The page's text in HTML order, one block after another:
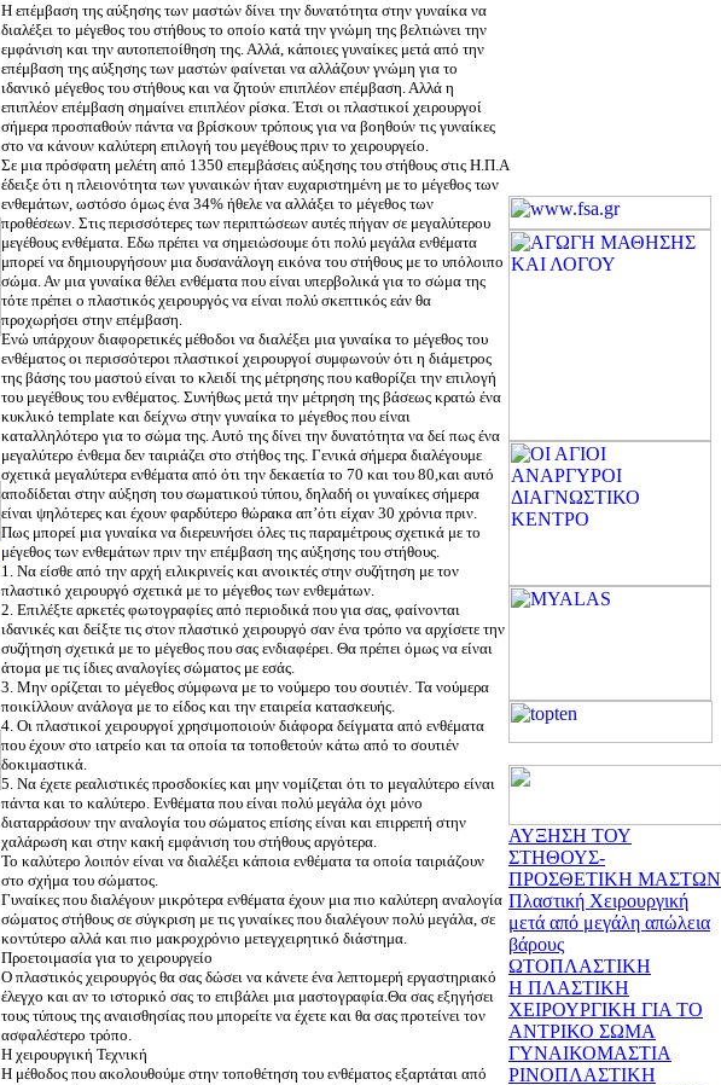
Η επέμβαση της αύξησης των μαστών δίνει την δυνατότητα στην γυναίκα να
διαλέξει το μέγεθος του στήθους το οποίο κατά την γνώμη της βελτιώνει την
εμφάνιση και την αυτοπεποίθηση της. Αλλά, κάποιες γυναίκες μετά από την
επέμβαση της αύξησης των μαστών φαίνεται να αλλάζουν γνώμη για το
ιδανικό μέγεθος του στήθους και να ζητούν επιπλέον επέμβαση. Αλλά η
επιπλέον επέμβαση σημαίνει επιπλέον ρίσκα. Έτσι οι πλαστικοί χειρουργοί
σήμερα προσπαθούν πάντα να βρίσκουν τρόπους για να βοηθούν τις γυναίκες
στο να κάνουν καλύτερη επιλογή του μεγέθους πριν το χειρουργείο.
Σε μια πρόσφατη μελέτη από 1350 επεμβάσεις αύξησης του στήθους στις Η.Π.Α
έδειξε ότι η πλειονότητα των γυναικών ήταν ευχαριστημένη με το μέγεθος των
ενθεμάτων, ωστόσο όμως ένα 34% ήθελε να αλλάξει το μέγεθος των
προθέσεων. Στις περισσότερες των περιπτώσεων αυτές πήγαν σε μεγαλύτερου
μεγέθους ενθέματα. Εδω πρέπει να σημειώσουμε ότι πολύ μεγάλα ενθέματα
μπορεί να δημιουργήσουν μια δυσανάλογη εικόνα του στήθους με το υπόλοιπο
σώμα. Αν μια γυναίκα θέλει ενθέματα που είναι υπερβολικά για το σώμα της
τότε πρέπει ο πλαστικός χειρουργός να είναι πολύ σκεπτικός εάν θα
προχωρήσει στην επέμβαση.
Ενώ υπάρχουν διαφορετικές μέθοδοι να διαλέξει μια γυναίκα το μέγεθος του
ενθέματος οι περισσότεροι πλαστικοί χειρουργοί συμφωνούν ότι η διάμετρος
της βάσης του μαστού είναι το κλειδί της μέτρησης που καθορίζει την επιλογή
του μεγέθους του ενθέματος. Συνήθως μετά την μέτρηση της βάσεως κρατώ ένα
κυκλικό template και δείχνω στην γυναίκα το μέγεθος που είναι
καταλληλότερο για το σώμα της. Αυτό της δίνει την δυνατότητα να δεί πως ένα
μεγαλύτερο ένθεμα δεν ταιριάζει στο στήθος της. Γενικά σήμερα διαλέγουμε
σχετικά μεγαλύτερα ενθέματα από ότι την δεκαετία το 70 και του 80,και αυτό
αποδίδεται στην αύξηση του σωματικού τύπου, δηλαδή οι γυναίκες σήμερα
είναι ψηλότερες και έχουν φαρδύτερο θώρακα απ’ότι είχαν 30 χρόνια πριν.
Πως μπορεί μια γυναίκα να διερευνήσει όλες τις παραμέτρους σχετικά με το
μέγεθος των ενθεμάτων πριν την επέμβαση της αύξησης του στήθους.
1. Να είσθε από την αρχή ειλικρινείς και ανοικτές στην συζήτηση με τον
πλαστικό χειρουργό σχετικά με το μέγεθος των ενθεμάτων.
2. Επιλέξτε αρκετές φωτογραφίες από περιοδικά που για σας, φαίνονται
ιδανικές και δείξτε τις στον πλαστικό χειρουργό σαν ένα τρόπο να αρχίσετε την
συζήτηση σχετικά με το μέγεθος που σας ενδιαφέρει. Θα πρέπει όμως να είναι
άτομα με τις ίδιες αναλογίες σώματος με εσάς.
3. Μην ορίζεται το μέγεθος σύμφωνα με το νούμερο του σουτιέν. Τα νούμερα
ποικίλλουν ανάλογα με το είδος και την εταιρεία κατασκευής.
4. Οι πλαστικοί χειρουργοί χρησιμοποιούν διάφορα δείγματα από ενθέματα
που έχουν στο ιατρείο και τα οποία τα τοποθετούν κάτω από το σουτιέν
δοκιμαστικά.
5. Να έχετε ρεαλιστικές προσδοκίες και μην νομίζεται ότι το μεγαλύτερο είναι
πάντα και το καλύτερο. Ενθέματα που είναι πολύ μεγάλα όχι μόνο
διαταρράσουν την αναλογία του σώματος επίσης είναι και επιρρεπή στην
χαλάρωση και στην κακή εμφάνιση του στήθους αργότερα.
Το καλύτερο λοιπόν είναι να διαλέξει κάποια ενθέματα τα οποία ταιριάζουν
στο σχήμα του σώματος.
Γυναίκες που διαλέγουν μικρότερα ενθέματα έχουν μια πιο καλύτερη αναλογία
σώματος στήθους σε σύγκριση με τις γυναίκες που διαλέγουν πολύ μεγάλα, σε
κοντύτερο αλλά και πιο μακροχρόνιο μετεγχειρητικό διάστημα.
Προετοιμασία για το χειρουργείο
Ο πλαστικός χειρουργός θα σας δώσει να κάνετε ένα λεπτομερή εργαστηριακό
έλεγχο και αν το ιστορικό σας το επιβάλει μια μαστογραφία.Θα σας εξηγήσει
τους τύπους της αναισθησίας που μπορείτε να έχετε και θα σας προτείνει τον
ασφαλέστερο τρόπο.
Η χειρουργική Τεχνική
H μέθοδος που ακολουθούμε στην τοποθέτηση του ενθέματος εξαρτάται από
ΑΥΞΗΣΗ ΤΟΥ
ΣΤΗΘΟΥΣ-
ΠΡΟΣΘΕΤΙΚΗ ΜΑΣΤΩΝ
Πλαστική Χειρουργική
μετά από μεγάλη απώλεια
βάρους
ΩΤΟΠΛΑΣΤΙΚΗ
Η ΠΛΑΣΤΙΚΗ
ΧΕΙΡΟΥΡΓΙΚΗ ΓΙΑ ΤΟ
ΑΝΤΡΙΚΟ ΣΩΜΑ
ΓΥΝΑΙΚΟΜΑΣΤΙΑ
ΡΙΝΟΠΛΑΣΤΙΚΗ